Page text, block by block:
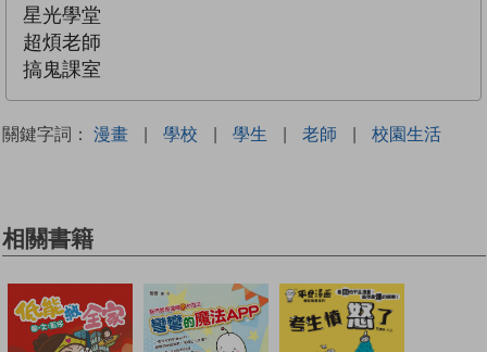
星光學堂
超煩老師
搞鬼課室
關鍵字詞： 漫畫 | 學校 | 學生 | 老師 | 校園生活
相關書籍